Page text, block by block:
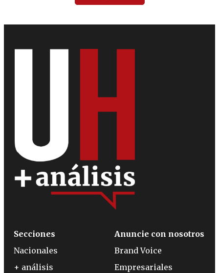
Secciones
Nacionales
+ análisis
Anuncie con nosotros
Brand Voice
Empresariales